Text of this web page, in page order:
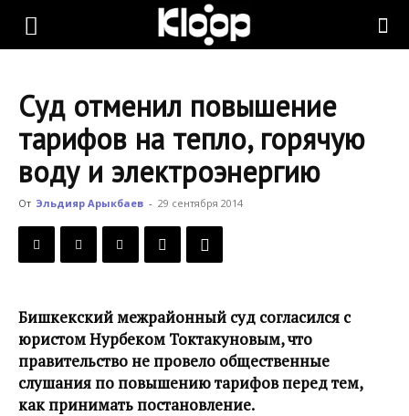
KLOOP.KG
Новости
Кыргызстана
Суд отменил повышение
тарифов на тепло, горячую
воду и электроэнергию
От Эльдияр Арыкбаев - 29 сентября 2014
Бишкекский межрайонный суд согласился с
юристом Нурбеком Токтакуновым, что
правительство не провело общественные
слушания по повышению тарифов перед тем,
как принимать постановление.